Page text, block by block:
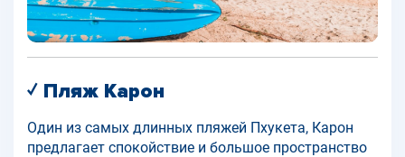
✓ Пляж Карон
Один из самых длинных пляжей Пхукета, Карон
предлагает спокойствие и большое пространство